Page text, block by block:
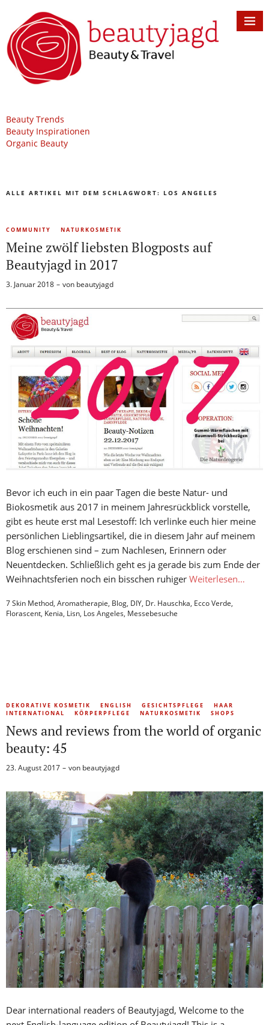
Beauty Trends
Beauty Inspirationen
Organic Beauty
ALLE ARTIKEL MIT DEM SCHLAGWORT: LOS ANGELES
COMMUNITY NATURKOSMETIK
Meine zwölf liebsten Blogposts auf
Beautyjagd in 2017
3. Januar 2018 von beautyjagd
Bevor ich euch in ein paar Tagen die beste Natur- und
Biokosmetik aus 2017 in meinem Jahresrückblick vorstelle,
gibt es heute erst mal Lesestoff: Ich verlinke euch hier meine
persönlichen Lieblingsartikel, die in diesem Jahr auf meinem
Blog erschienen sind – zum Nachlesen, Erinnern oder
Neuentdecken. Schließlich geht es ja gerade bis zum Ende der
Weihnachtsferien noch ein bisschen ruhiger Weiterlesen…
7 Skin Method, Aromatherapie, Blog, DIY, Dr. Hauschka, Ecco Verde,
Florascent, Kenia, Lisn, Los Angeles, Messebesuche
DEKORATIVE KOSMETIK ENGLISH GESICHTSPFLEGE
HAAR
INTERNATIONAL
KÖRPERPFLEGE NATURKOSMETIK SHOPS
News and reviews from the world of organic
beauty: 45
23. August 2017 von beautyjagd
Dear international readers of Beautyjagd, Welcome to the